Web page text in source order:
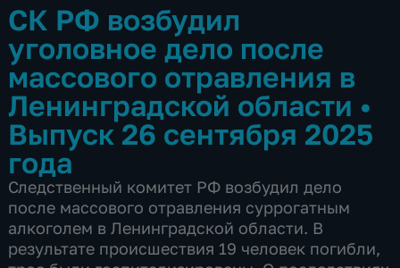
СК РФ возбудил
уголовное дело после
массового отравления в
Ленинградской области •
Выпуск 26 сентября 2025
года
Следственный комитет РФ возбудил дело
после массового отравления суррогатным
алкоголем в Ленинградской области. В
результате происшествия 19 человек погибли,